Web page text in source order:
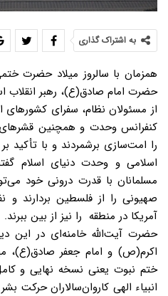
به اشتراک گذاری
همزمان با سالروز میلاد
حضرت امام صادق(ع)، رهبر انقلاب
از مسئولان نظام، سفرای کشورهای
کنفرانس وحدت و همچنین
را امت‌سازی برشمردند و با
اسلامی و وحدت دنیای اسلام
مسلمانان با قدرت درونی خود
صهیونی را از فلسطین بردارند و
آمریکا در منطقه را نیز از بین ببرند.
حضرت آیت‌الله خامنه‌ای در این
اکرم(ص) و امام جعفر صادق(ع)،
ختم نبوت یعنی نسخه نهایی و
انبیاء الهی کاروان‌سالاران حرکت